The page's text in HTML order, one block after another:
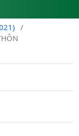
/